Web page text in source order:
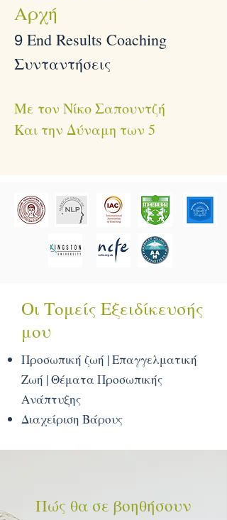
Αρχή
9 End Results Coaching
Συνταντήσεις
Με τον Νίκο Σαπουντζή
Και την Δύναμη των 5
Οι Τομείς Εξειδίκευσής
μου
Προσωπική ζωή |Επαγγελματική
Ζωή |Θέματα Προσωπικής
Ανάπτυξης
Διαχείριση Βάρους
Πώς θα σε βοηθήσουν